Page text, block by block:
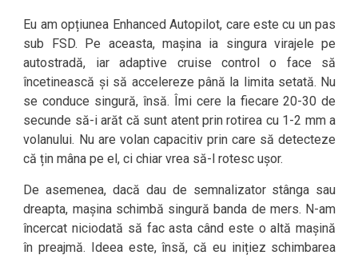
Eu am opțiunea Enhanced Autopilot, care este cu un pas
sub FSD. Pe aceasta, mașina ia singura virajele pe
autostradă, iar adaptive cruise control o face să
încetinească și să accelereze până la limita setată. Nu
se conduce singură, însă. Îmi cere la fiecare 20-30 de
secunde să-i arăt că sunt atent prin rotirea cu 1-2 mm a
volanului. Nu are volan capacitiv prin care să detecteze
că țin mâna pe el, ci chiar vrea să-l rotesc ușor.
De asemenea, dacă dau de semnalizator stânga sau
dreapta, mașina schimbă singură banda de mers. N-am
încercat niciodată să fac asta când este o altă mașină
în preajmă. Ideea este, însă, că eu inițiez schimbarea